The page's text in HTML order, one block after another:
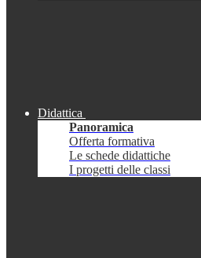
Didattica
Panoramica
Offerta formativa
Le schede didattiche
I progetti delle classi